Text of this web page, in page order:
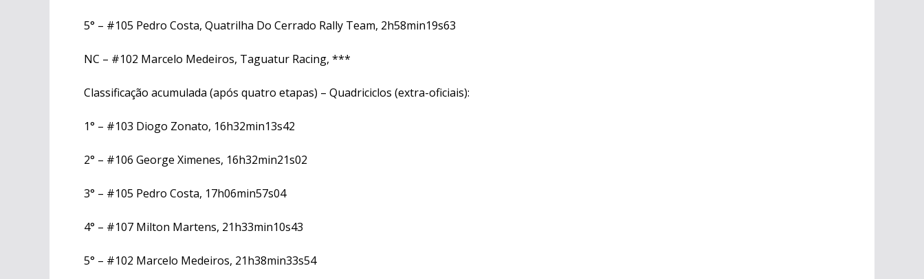
5° – #105 Pedro Costa, Quatrilha Do Cerrado Rally Team, 2h58min19s63
NC – #102 Marcelo Medeiros, Taguatur Racing, ***
Classificação acumulada (após quatro etapas) – Quadriciclos (extra-oficiais):
1° – #103 Diogo Zonato, 16h32min13s42
2° – #106 George Ximenes, 16h32min21s02
3° – #105 Pedro Costa, 17h06min57s04
4° – #107 Milton Martens, 21h33min10s43
5° – #102 Marcelo Medeiros, 21h38min33s54